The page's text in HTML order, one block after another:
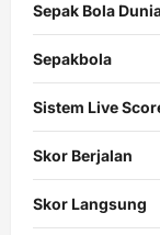
Sepak Bola
Sepakbola
Sistem Live
Skor Berjalan
Skor Langsung